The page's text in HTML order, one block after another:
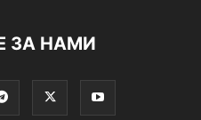
ЗА НАМИ